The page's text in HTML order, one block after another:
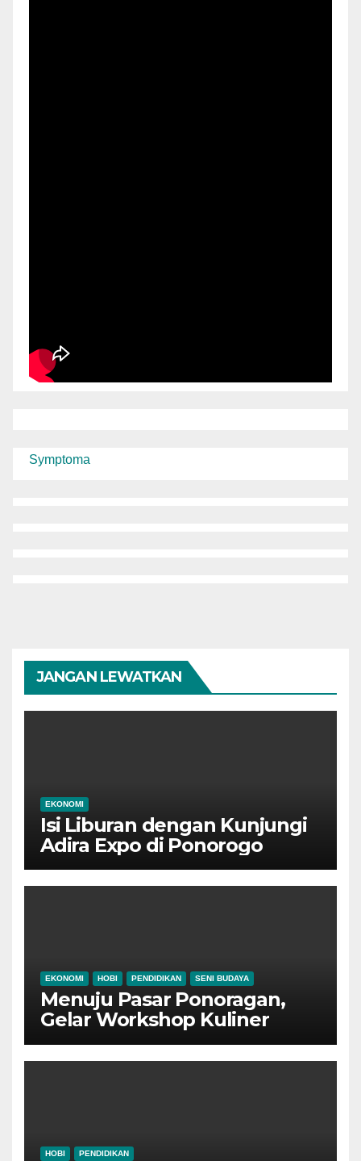
Symptoma
JANGAN LEWATKAN
EKONOMI
Isi Liburan dengan Kunjungi
Adira Expo di Ponorogo
EKONOMI HOBI PENDIDIKAN SENI BUDAYA
Menuju Pasar Ponoragan,
Gelar Workshop Kuliner
Tradisional Ponorogo
HOBI PENDIDIKAN